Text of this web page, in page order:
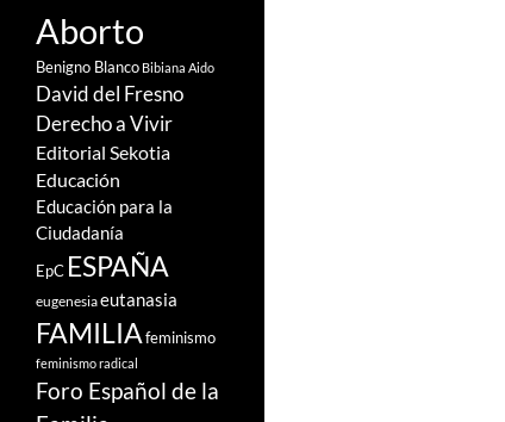
Aborto
Benigno Blanco Bibiana Aido
David del Fresno
Derecho a Vivir
Editorial Sekotia
Educación
Educación para la
Ciudadanía
EpC ESPAÑA
eugenesiaeutanasia
FAMILIAfeminismo
feminismo radical
Foro Español de la